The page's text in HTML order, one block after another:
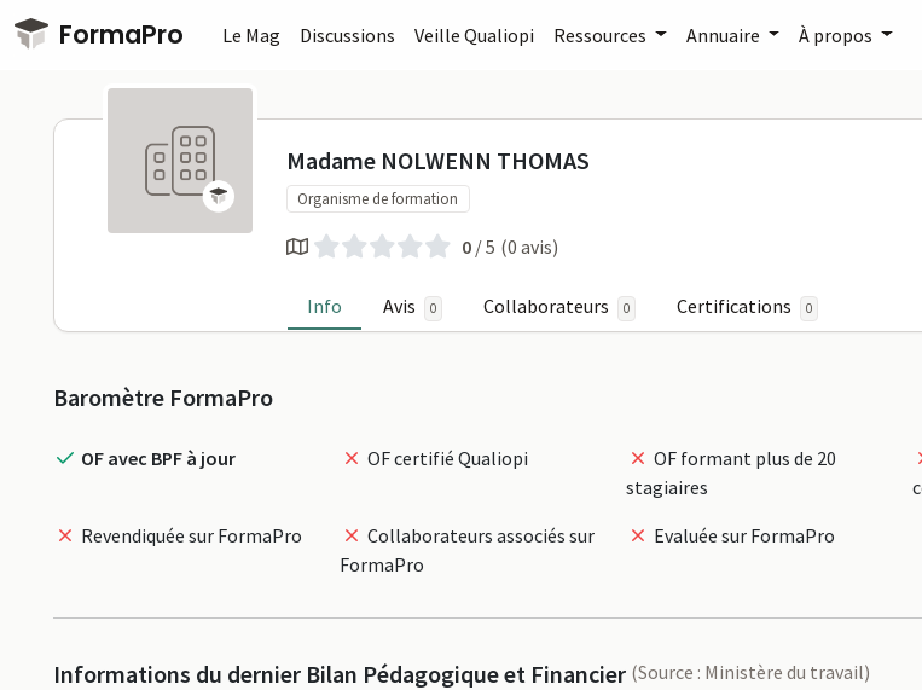
Passer au contenu principal
FormaPro Le Mag Discussions Veille Qualiopi Ressources Annuaire À propos
Madame NOLWENN THOMAS
Madame NOLWENN THOMAS
Organisme de formation
0 / 5 (0 avis)
Info Avis 0 Collaborateurs 0 Certifications 0
Profil
Baromètre FormaPro
OF avec BPF à jour OF certifié Qualiopi
OF formant plus de 20
stagiaires
Revendiquée sur FormaPro
Collaborateurs associés sur
FormaPro
Evaluée sur FormaPro
Informations du dernier Bilan Pédagogique et Financier (Source : Ministère du travail)